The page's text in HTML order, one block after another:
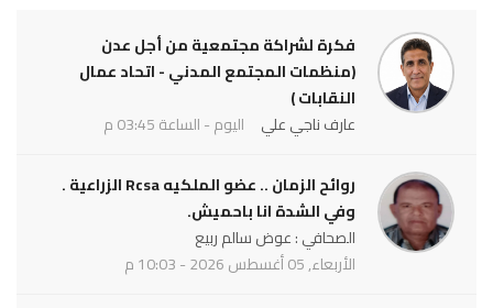
فكرة لشراكة مجتمعية من أجل عدن
(منظمات المجتمع المدني - اتحاد عمال
النقابات )
عارف ناجي علي
اليوم - الساعة 03:45 م
روائح الزمان .. عضو الملكيه Rcsa الزراعية .
وفي الشدة انا باحميش.
الصحافي : عوض سالم ربيع
الأربعاء, 05 أغسطس 2026 - 10:03 م